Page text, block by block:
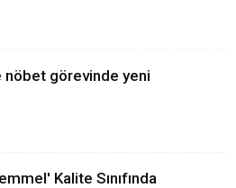
görevinde yeni
Kalite Sınıfında